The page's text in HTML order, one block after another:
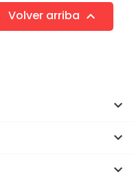
Volver arriba 


